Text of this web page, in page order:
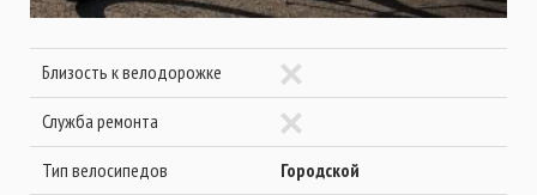
Близость к велодорожке
Служба ремонта
Тип велосипедов
Городской